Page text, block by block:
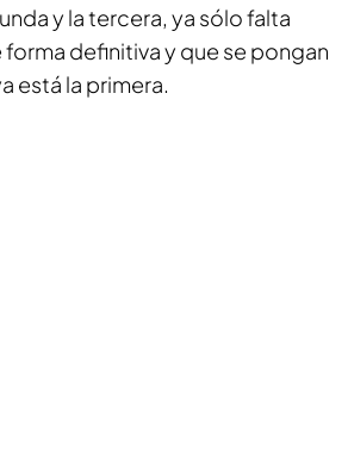
y la tercera, ya sólo falta
forma definitiva y que se pongan
está la primera.